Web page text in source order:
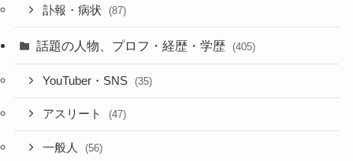
訃報・病状 (87)
話題の人物、プロフ・経歴・学歴 (405)
YouTuber・SNS (35)
アスリート (47)
一般人 (56)